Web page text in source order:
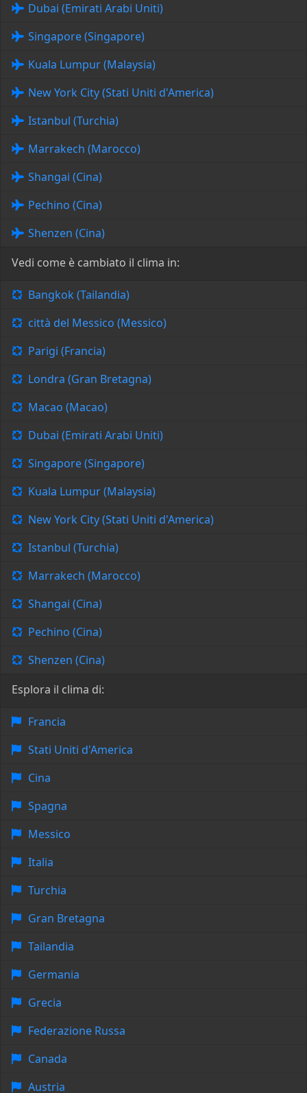
Dubai (Emirati Arabi Uniti)
Singapore (Singapore)
Kuala Lumpur (Malaysia)
New York City (Stati Uniti d'America)
Istanbul (Turchia)
Marrakech (Marocco)
Shangai (Cina)
Pechino (Cina)
Shenzen (Cina)
Vedi come è cambiato il clima in:
Bangkok (Tailandia)
città del Messico (Messico)
Parigi (Francia)
Londra (Gran Bretagna)
Macao (Macao)
Dubai (Emirati Arabi Uniti)
Singapore (Singapore)
Kuala Lumpur (Malaysia)
New York City (Stati Uniti d'America)
Istanbul (Turchia)
Marrakech (Marocco)
Shangai (Cina)
Pechino (Cina)
Shenzen (Cina)
Esplora il clima di:
Francia
Stati Uniti d'America
Cina
Spagna
Messico
Italia
Turchia
Gran Bretagna
Tailandia
Germania
Grecia
Federazione Russa
Canada
Austria